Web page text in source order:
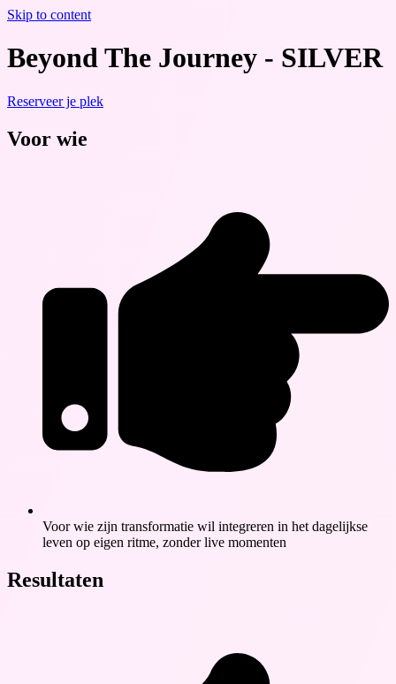
Skip to content
Beyond The Journey - SILVER
Reserveer je plek
Voor wie
Voor wie zijn transformatie wil integreren in het dagelijkse
leven op eigen ritme, zonder live momenten
Resultaten